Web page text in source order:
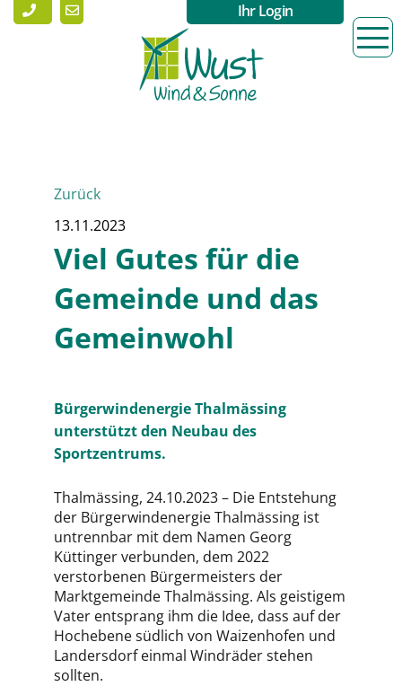
Ihr Login
Zurück
13.11.2023
Viel Gutes für die
Gemeinde und das
Gemeinwohl
Bürgerwindenergie Thalmässing
unterstützt den Neubau des
Sportzentrums.
Thalmässing, 24.10.2023 – Die Entstehung
der Bürgerwindenergie Thalmässing ist
untrennbar mit dem Namen Georg
Küttinger verbunden, dem 2022
verstorbenen Bürgermeisters der
Marktgemeinde Thalmässing. Als geistigem
Vater entsprang ihm die Idee, dass auf der
Hochebene südlich von Waizenhofen und
Landersdorf einmal Windräder stehen
sollten.